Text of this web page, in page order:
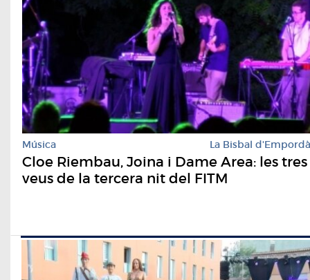
Música La Bisbal d'Empordà
Cloe Riembau, Joina i Dame Area: les tres
veus de la tercera nit del FITM